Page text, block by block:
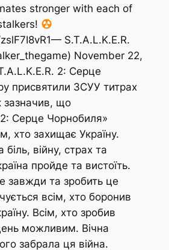
stronger with each of
S.T.A.L.K.E.R.
November 22,
2: Серце
присвятили ЗСУУ титрах
зазначив, що
2: Серце Чорнобиля»
хто захищає Україну.
біль, війну, страх та
пройде та вистоїть.
завжди та зробить це
всім, хто боронив
Всім, хто зробив
можливим. Вічна
забрала ця війна.